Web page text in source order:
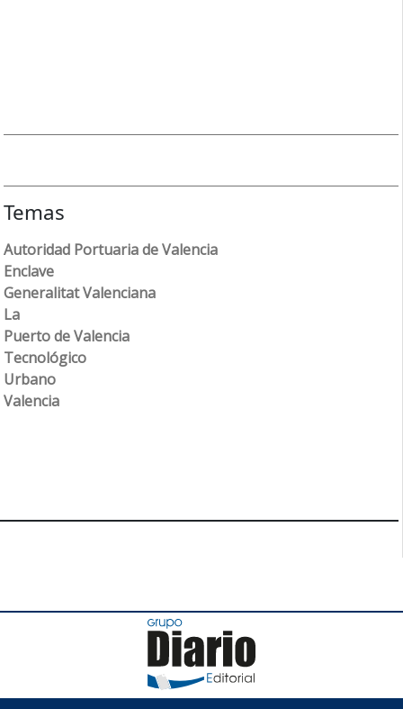
Temas
Autoridad Portuaria de Valencia
Enclave
Generalitat Valenciana
La
Puerto de Valencia
Tecnológico
Urbano
Valencia